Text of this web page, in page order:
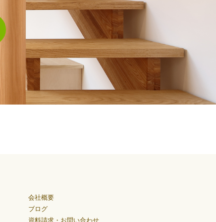
会社概要
ブログ
資料請求・お問い合わせ